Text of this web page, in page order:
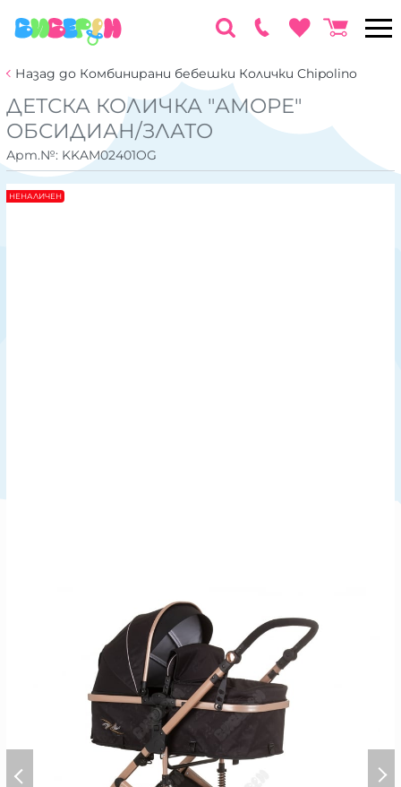
Назад до Комбинирани бебешки Колички Chipolino
ДЕТСКА КОЛИЧКА "АМОРЕ"
ОБСИДИАН/ЗЛАТО
Арт.№: KKAM02401OG
НЕНАЛИЧЕН